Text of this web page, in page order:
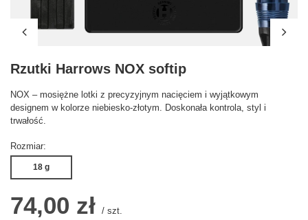
Rzutki Harrows NOX softip
NOX – mosiężne lotki z precyzyjnym nacięciem i wyjątkowym
designem w kolorze niebiesko-złotym. Doskonała kontrola, styl i
trwałość.
Rozmiar
18 g
74,00 zł / szt.